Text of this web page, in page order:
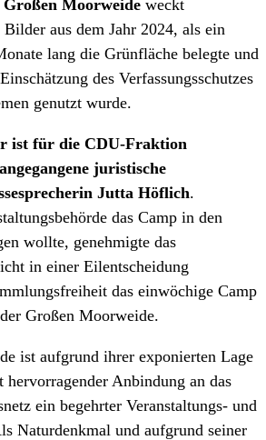
Großen Moorweide weckt
aus dem Jahr 2024, als ein
lang die Grünfläche belegte und
des Verfassungsschutzes
genutzt wurde.
ist für die CDU-Fraktion
juristische
Jutta Höflich.
das Camp in den
wollte, genehmigte das
in einer Eilentscheidung
das einwöchige Camp
Großen Moorweide.
ist aufgrund ihrer exponierten Lage
Anbindung an das
ein begehrter Veranstaltungs- und
Naturdenkmal und aufgrund seiner